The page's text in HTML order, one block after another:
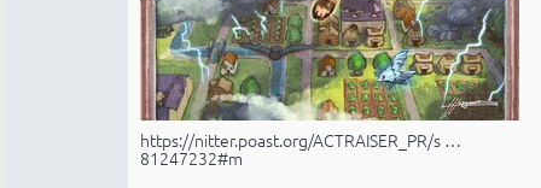
https://nitter.poast.org/ACTRAISER_PR/s …
81247232#m